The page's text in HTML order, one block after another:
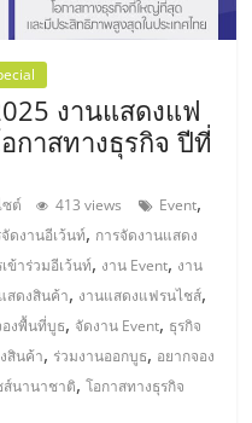
งานแสดงแฟ
กาสทางธุรกิจ ปีที่
ซต์ 413 views Event,
ดงานอีเว้นท์, การจัดงานแสดง
เข้าร่วมอีเว้นท์, งาน Event, งาน
สดงสินค้า, งานแสดงแฟรนไชส์,
องพื้นที่บูธ, จัดงาน Event, ธุรกิจ
สินค้า, ร่วมงานออกบูธ, อยากจอง
นานาชาติ,โอกาสทางธุรกิจ